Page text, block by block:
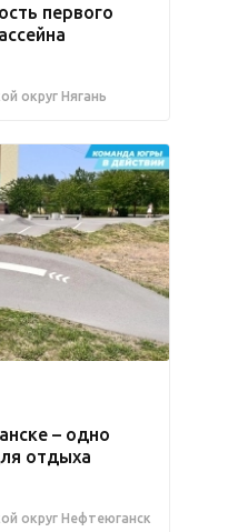
первого
округ Нягань
– одно
отдыха
округ Нефтеюганск